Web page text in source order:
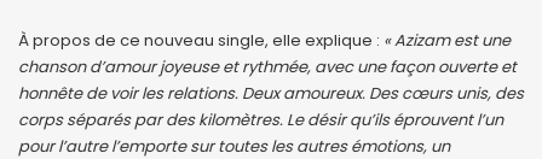
À propos de ce nouveau single, elle explique : « Azizam est une
chanson d’amour joyeuse et rythmée, avec une façon ouverte et
honnête de voir les relations. Deux amoureux. Des cœurs unis, des
corps séparés par des kilomètres. Le désir qu’ils éprouvent l’un
pour l’autre l’emporte sur toutes les autres émotions, un